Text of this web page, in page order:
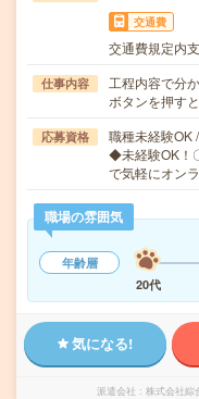
交通費
交通費規定内
仕事内容
工程内容で分
ボタンを押す
応募資格
職種未経験OK
◆未経験OK！
で気軽にオン
職場の雰囲気
年齢層
20代
気になる!
派遣会社 株式会社綜